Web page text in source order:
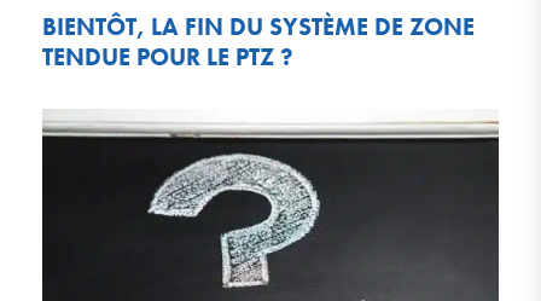
BIENTÔT, LA FIN DU SYSTÈME DE ZONE
TENDUE POUR LE PTZ ?